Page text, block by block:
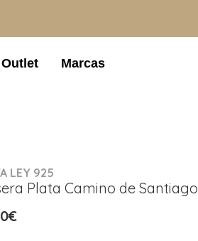
Outlet Marcas
LEY 925
Plata Camino de Santiago